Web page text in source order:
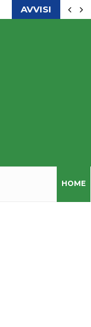
AVVISI
HOME